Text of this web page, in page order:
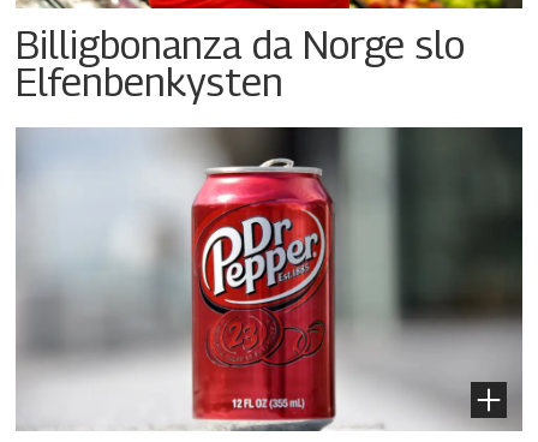
Billigbonanza da Norge slo
Elfenbenkysten